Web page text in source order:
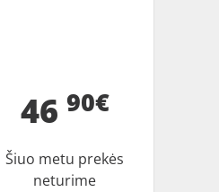
46 90€
Šiuo metu prekės
neturime